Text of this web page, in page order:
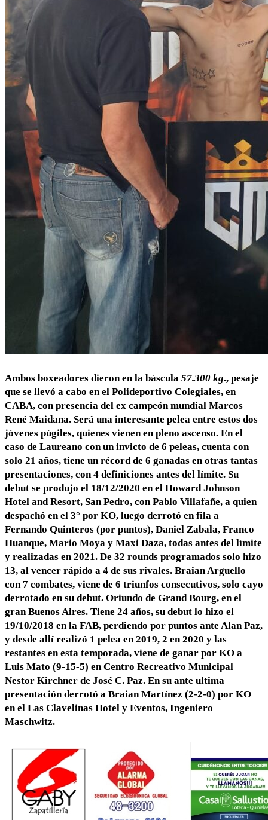
Ambos boxeadores dieron en la báscula 57.300 kg., pesaje
que se llevó a cabo en el Polideportivo Colegiales, en
CABA, con presencia del ex campeón mundial Marcos
René Maidana. Será una interesante pelea entre estos dos
jóvenes púgiles, quienes vienen en pleno ascenso. En el
caso de Laureano con un invicto de 6 peleas, cuenta con
solo 21 años, tiene un récord de 6 ganadas en otras tantas
presentaciones, con 4 definiciones antes del límite. Su
debut se produjo el 18/12/2020 en el Howard Johnson
Hotel and Resort, San Pedro, con Pablo Villafañe, a quien
despachó en el 3° por KO, luego derrotó en fila a
Fernando Quinteros (por puntos), Daniel Zabala, Franco
Huanque, Mario Moya y Maxi Daza, todas antes del límite
y realizadas en 2021. De 32 rounds programados solo hizo
13, al vencer rápido a 4 de sus rivales. Braian Arguello
con 7 combates, viene de 6 triunfos consecutivos, solo cayo
derrotado en su debut. Oriundo de Grand Bourg, en el
gran Buenos Aires. Tiene 24 años, su debut lo hizo el
19/10/2018 en la FAB, perdiendo por puntos ante Alan Paz,
y desde allí realizó 1 pelea en 2019, 2 en 2020 y las
restantes en esta temporada, viene de ganar por KO a
Luis Mato (9-15-5) en Centro Recreativo Municipal
Nestor Kirchner de José C. Paz. En su ante ultima
presentación derrotó a Braian Martínez (2-2-0) por KO
en el Las Clavelinas Hotel y Eventos, Ingeniero
Maschwitz.